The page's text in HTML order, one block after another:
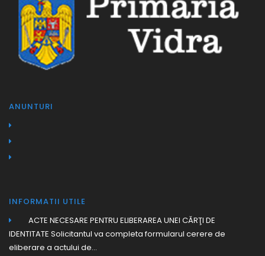
ANUNTURI
INFORMATII UTILE
ACTE NECESARE PENTRU ELIBERAREA UNEI CĂRŢI DE
IDENTITATE Solicitantul va completa formularul cerere de
eliberare a actului de...